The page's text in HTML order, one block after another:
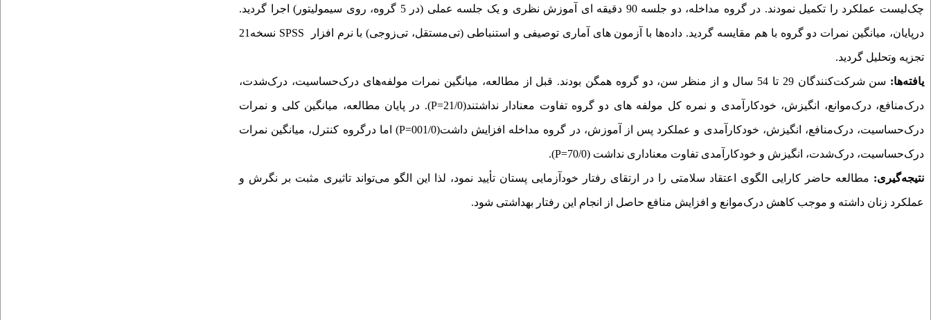
چک‌لیست عملکرد را تکمیل نمودند. در گروه مداخله، دو جلسه 90 دقیقه ای آموزش نظری و یک جلسه عملی (در 5 گروه، روی سیمولیتور) اجرا گردید.
درپایان، میانگین نمرات دو گروه با هم مقایسه گردید. داده‌ها با آزمون های آماری توصیفی و استنباطی (تی‌مستقل، تی‌زوجی) با نرم افزار SPSS نسخه21
تجزیه وتحلیل گردید.
یافته‌ها: سن شرکت‌کنندگان 29 تا 54 سال و از منظر سن، دو گروه همگن بودند. قبل از مطالعه، میانگین نمرات مولفه‌های درک‌حساسیت، درک‌شدت،
درک‌منافع، درک‌موانع، انگیزش، خودکارآمدی و نمره کل مولفه های دو گروه تفاوت معنادار نداشتند(21/0= P). در پایان مطالعه، میانگین کلی و نمرات
درک‌حساسیت، درک‌منافع، انگیزش، خودکارآمدی و عملکرد پس از آموزش، در گروه مداخله افزایش داشت(001/0= P) اما درگروه کنترل، میانگین نمرات
درک‌حساسیت، درک‌شدت، انگیزش و خودکارآمدی تفاوت معناداری نداشت (70/0=
P
).
نتیجه‌گیری: مطالعه حاضر کارایی الگوی اعتقاد سلامتی را در ارتقای رفتار خودآزمایی پستان تأیید نمود، لذا این الگو می‌تواند تاثیری مثبت بر نگرش و
عملکرد زنان داشته و موجب کاهش درک‌موانع و افزایش منافع حاصل از انجام این رفتار بهداشتی شود.